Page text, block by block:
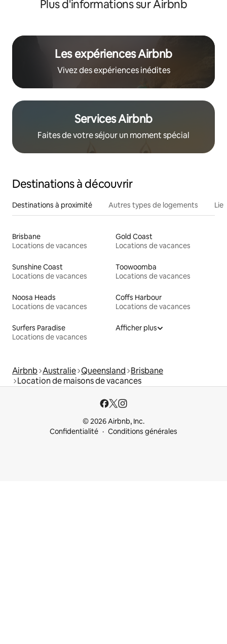
Plus d'informations sur Airbnb
Les expériences Airbnb
Vivez des expériences inédites
Services Airbnb
Faites de votre séjour un moment spécial
Destinations à découvrir
Destinations à proximité Autres types de logements
Brisbane
Locations de vacances
Gold Coast
Locations de vacances
Sunshine Coast
Locations de vacances
Toowoomba
Locations de vacances
Noosa Heads
Locations de vacances
Coffs Harbour
Locations de vacances
Surfers Paradise
Locations de vacances
Afficher plus
Airbnb Australie Queensland Brisbane
Location de maisons de vacances
© 2026 Airbnb, Inc.
Confidentialité
Conditions générales